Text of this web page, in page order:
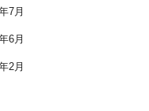
7月
6月
2月